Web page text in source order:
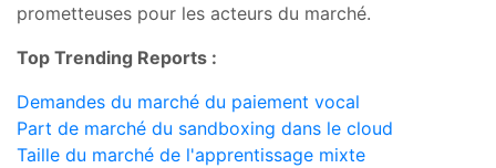
prometteuses pour les acteurs du marché.
Top Trending Reports :
Demandes du marché du paiement vocal
Part de marché du sandboxing dans le cloud
Taille du marché de l'apprentissage mixte